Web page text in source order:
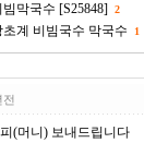
막국수 [S25848] 2
계 비빔국수 막국수 1
(머니) 보내드립니다